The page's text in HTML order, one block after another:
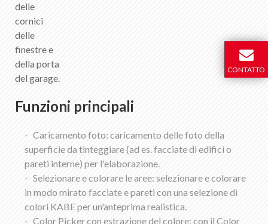
delle
cornici
delle
finestre e
della porta
del garage.
Funzioni principali
Caricamento foto: caricamento delle foto della
superficie da tinteggiare (ad es. facciate di edifici o
pareti interne) per l'elaborazione.
Selezionare e colorare le aree: selezionare e colorare
in modo mirato facciate e pareti con una selezione di
colori KABE per un'anteprima realistica.
Color Picker con estrazione del colore: con il Color
CONTATTO